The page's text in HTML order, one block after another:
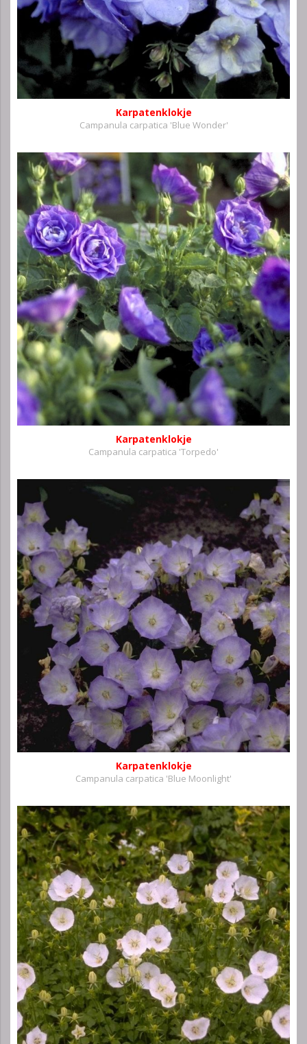
Karpatenklokje
Campanula carpatica 'Blue Wonder'
Karpatenklokje
Campanula carpatica 'Torpedo'
Karpatenklokje
Campanula carpatica 'Blue Moonlight'